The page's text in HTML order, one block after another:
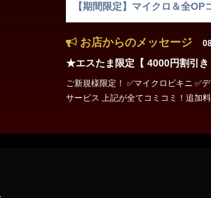
【期間限定】マイクロ＆全OP
お店からのメッセージ
★エスたま限定【 4000円割引
ご新規様限定！ ✅マイクロビキニ ✅ディープリンパ ✅濃密デトックス
サービス 上記が全てコミコミ！追加
ラピストご指名不可、フリー限定ご